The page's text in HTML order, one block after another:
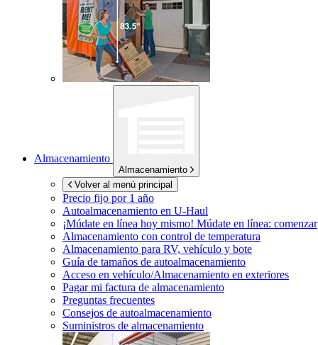
Almacenamiento
Almacenamiento
Volver al menú principal
Precio fijo por 1 año
Autoalmacenamiento en U-Haul
¡Múdate en línea hoy mismo! Múdate en línea: comenzar
Almacenamiento con control de temperatura
Almacenamiento para RV, vehículo y bote
Guía de tamaños de autoalmacenamiento
Acceso en vehículo/Almacenamiento en exteriores
Pagar mi factura de almacenamiento
Preguntas frecuentes
Consejos de autoalmacenamiento
Suministros de almacenamiento